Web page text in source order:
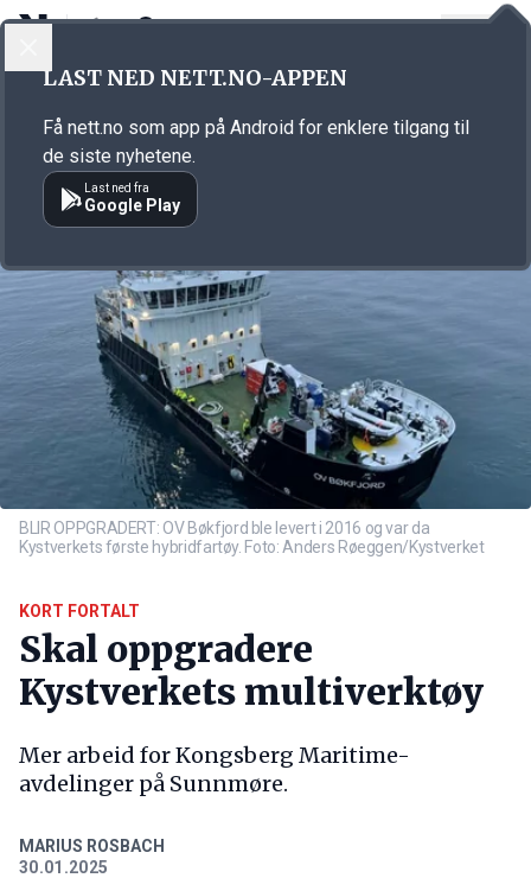
Annonsørinnhold
BLIR OPPGRADERT: OV Bøkfjord ble levert i 2016 og var da
Kystverkets første hybridfartøy. Foto: Anders Røeggen/Kystverket
KORT FORTALT
Skal oppgradere
Kystverkets multiverktøy
Mer arbeid for Kongsberg Maritime-
avdelinger på Sunnmøre.
MARIUS ROSBACH
30.01.2025
LAST NED NETT.NO-APPEN
Få nett.no som app på Android for enklere tilgang til
de siste nyhetene.
Last ned fra
Google Play